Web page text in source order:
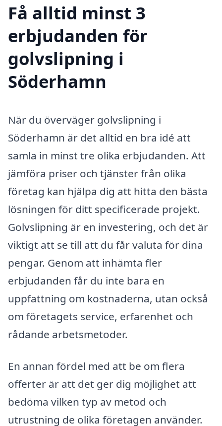
Få alltid minst 3
erbjudanden för
golvslipning i
Söderhamn
När du överväger golvslipning i
Söderhamn är det alltid en bra idé att
samla in minst tre olika erbjudanden. Att
jämföra priser och tjänster från olika
företag kan hjälpa dig att hitta den bästa
lösningen för ditt specificerade projekt.
Golvslipning är en investering, och det är
viktigt att se till att du får valuta för dina
pengar. Genom att inhämta fler
erbjudanden får du inte bara en
uppfattning om kostnaderna, utan också
om företagets service, erfarenhet och
rådande arbetsmetoder.
En annan fördel med att be om flera
offerter är att det ger dig möjlighet att
bedöma vilken typ av metod och
utrustning de olika företagen använder.